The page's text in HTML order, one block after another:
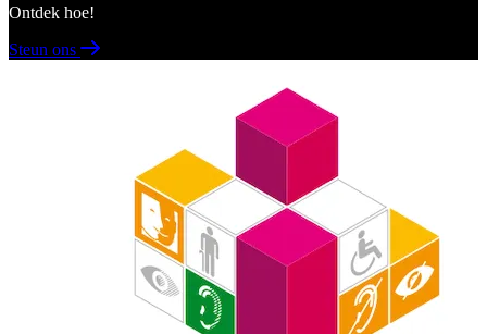
Ontdek hoe!
Steun ons